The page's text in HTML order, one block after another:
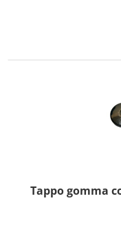
Tappo gomma